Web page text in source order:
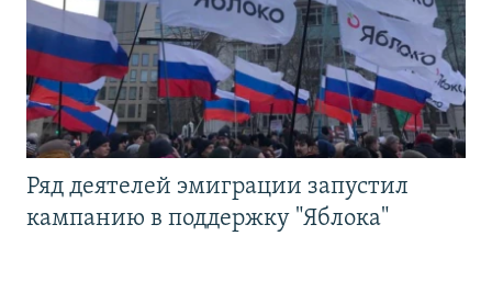
Ряд деятелей эмиграции запустил
кампанию в поддержку "Яблока"